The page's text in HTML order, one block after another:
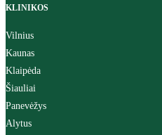
KLINIKOS
Vilnius
Kaunas
Klaipėda
Šiauliai
Panevėžys
Alytus